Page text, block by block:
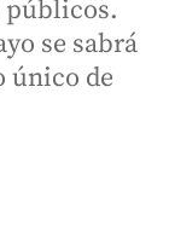
públicos.
se sabrá
único de